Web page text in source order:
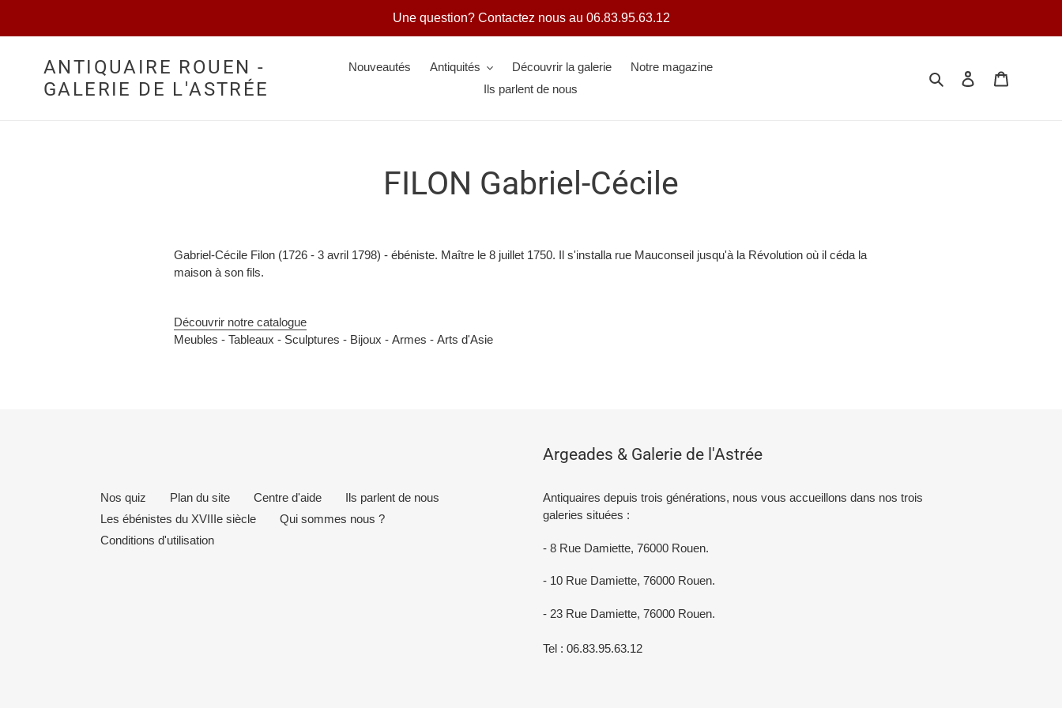
Une question? Contactez nous au 06.83.95.63.12
ANTIQUAIRE ROUEN -
GALERIE DE L'ASTRÉE
Nouveautés Antiquités Découvrir la galerie
Notre magazine
Ils parlent de nous
RechercherSe connecter
FILON Gabriel-Cécile
Gabriel-Cécile Filon (1726 - 3 avril 1798) - ébéniste. Maître le 8 juillet 1750. Il s'installa rue Mauconseil jusqu'à la Révolution où il céda la
maison à son fils.
Découvrir notre catalogue
Meubles -Tableaux - Sculptures - Bijoux -Armes -Arts d'Asie
Nos quiz Plan du site Centre d'aide
Ils parlent de nous
Les ébénistes du XVIIIe siècle
Qui sommes nous ?
Conditions d'utilisation
Argeades & Galerie de l'Astrée
Antiquaires depuis trois générations, nous vous accueillons dans nos trois
galeries situées :
- 8 Rue Damiette, 76000 Rouen.
- 10 Rue Damiette, 76000 Rouen.
- 23 Rue Damiette, 76000 Rouen.
Tel : 06.83.95.63.12